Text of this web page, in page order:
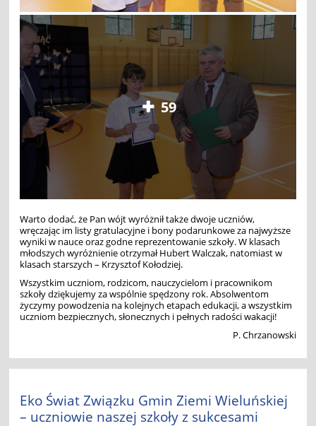
59
Warto dodać, że Pan wójt wyróżnił także dwoje uczniów,
wręczając im listy gratulacyjne i bony podarunkowe za najwyższe
wyniki w nauce oraz godne reprezentowanie szkoły. W klasach
młodszych wyróżnienie otrzymał Hubert Walczak, natomiast w
klasach starszych – Krzysztof Kołodziej.
Wszystkim uczniom, rodzicom, nauczycielom i pracownikom
szkoły dziękujemy za wspólnie spędzony rok. Absolwentom
życzymy powodzenia na kolejnych etapach edukacji, a wszystkim
uczniom bezpiecznych, słonecznych i pełnych radości wakacji!
P. Chrzanowski
Eko Świat Związku Gmin Ziemi Wieluńskiej
– uczniowie naszej szkoły z sukcesami